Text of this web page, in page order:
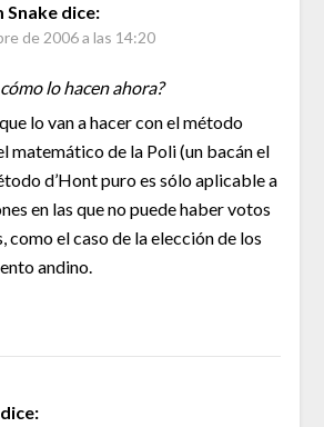
Snake dice:
de 2006 a las 14:20
lo hacen ahora?
lo van a hacer con el método
matemático de la Poli (un bacán el
d’Hont puro es sólo aplicable a
en las que no puede haber votos
como el caso de la elección de los
andino.
dice: